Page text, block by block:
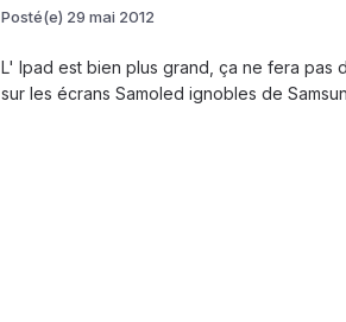
Posté(e) 29 mai 2012
L' Ipad est bien plus grand, ça ne fera pas
sur les écrans Samoled ignobles de